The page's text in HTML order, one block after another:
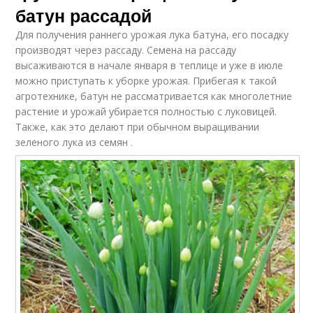
батун рассадой
Для получения раннего урожая лука батуна, его посадку
производят через рассаду. Семена на рассаду
высаживаются в начале января в теплице и уже в июле
можно приступать к уборке урожая. Прибегая к такой
агротехнике, батун не рассматривается как многолетние
растение и урожай убирается полностью с луковицей.
Также, как это делают при обычном выращивании
зеленого лука из семян .